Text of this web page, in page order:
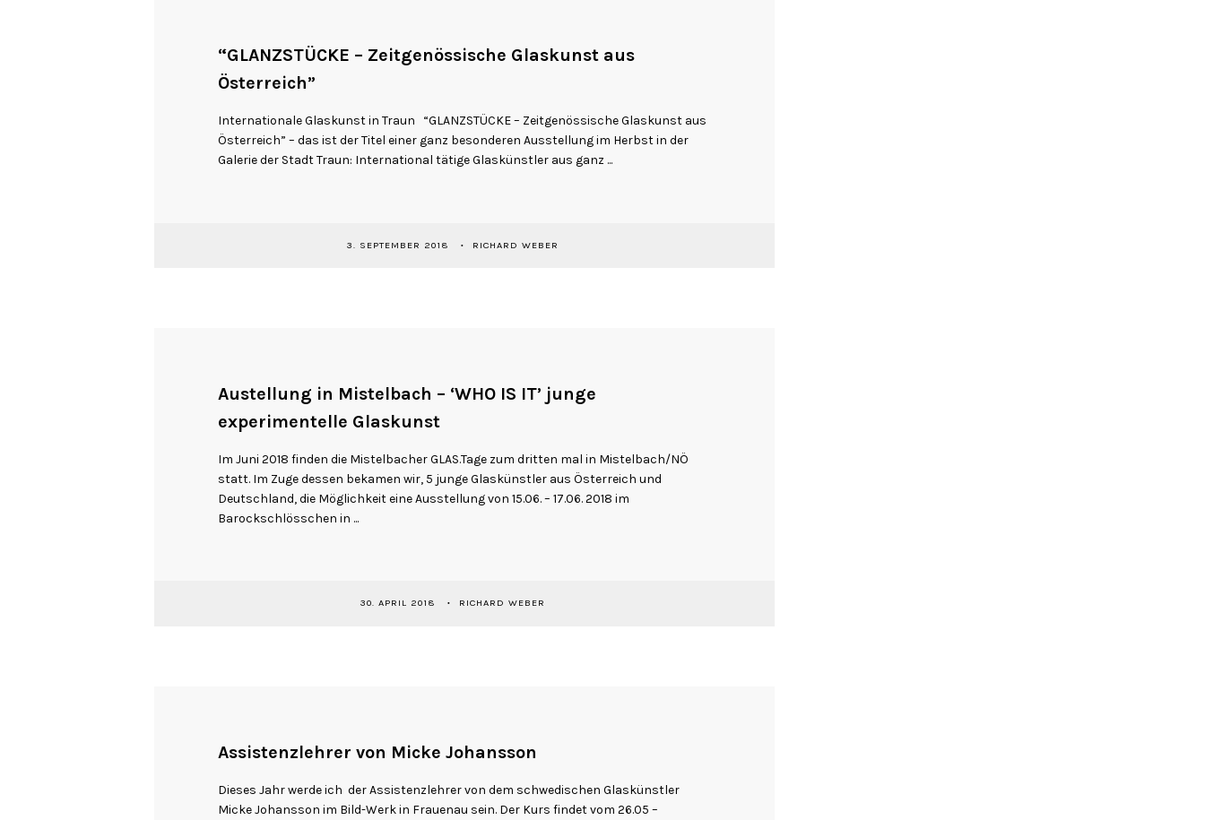
“GLANZSTÜCKE – Zeitgenössische Glaskunst aus
Österreich”
Internationale Glaskunst in Traun “GLANZSTÜCKE – Zeitgenössische Glaskunst aus
Österreich” – das ist der Titel einer ganz besonderen Ausstellung im Herbst in der
Galerie der Stadt Traun: International tätige Glaskünstler aus ganz ...
3. SEPTEMBER 2018 RICHARD WEBER
Austellung in Mistelbach – ‘WHO IS IT’ junge
experimentelle Glaskunst
Im Juni 2018 finden die Mistelbacher GLAS.Tage zum dritten mal in Mistelbach/NÖ
statt. Im Zuge dessen bekamen wir, 5 junge Glaskünstler aus Österreich und
Deutschland, die Möglichkeit eine Ausstellung von 15.06. – 17.06. 2018 im
Barockschlösschen in ...
30. APRIL 2018 RICHARD WEBER
Assistenzlehrer von Micke Johansson
Dieses Jahr werde ich der Assistenzlehrer von dem schwedischen Glaskünstler
Micke Johansson im Bild-Werk in Frauenau sein. Der Kurs findet vom 26.05 –